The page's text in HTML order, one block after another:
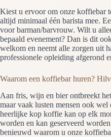
Kiest u ervoor om onze koffiebar
altijd minimaal één barista mee.
voor barman/barvrouw. Wilt u
bepaald evenement? Dan is dit
welkom en neemt alle zorgen uit
professionele opleiding afgerond
Waarom een koffiebar huren?
Aan fris, wijn en bier ontbreekt
maar vaak lusten mensen ook
heerlijke kop koffie kan op elk
worden en kan geserveerd
benieuwd waarom u onze